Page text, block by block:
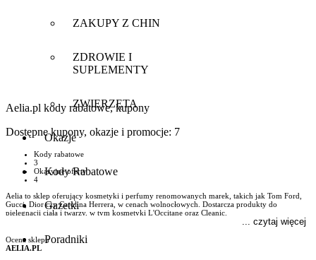
ZAKUPY Z CHIN
ZDROWIE I
SUPLEMENTY
ZWIERZĘTA
Okazje
Kody Rabatowe
Gazetki
Poradniki
Aelia.pl kody rabatowe, kupony
Dostępne kupony, okazje i promocje: 7
Kody rabatowe
3
Okazyjne oferty
4
Aelia to sklep oferujący kosmetyki i perfumy renomowanych marek, takich jak Tom Ford,
Gucci, Dior czy Carolina Herrera, w cenach wolnocłowych. Dostarcza produkty do
pielęgnacji ciała i twarzy, w tym kosmetyki L'Occitane oraz Cleanic.
... czytaj więcej
Ocena sklepu
AELIA.PL